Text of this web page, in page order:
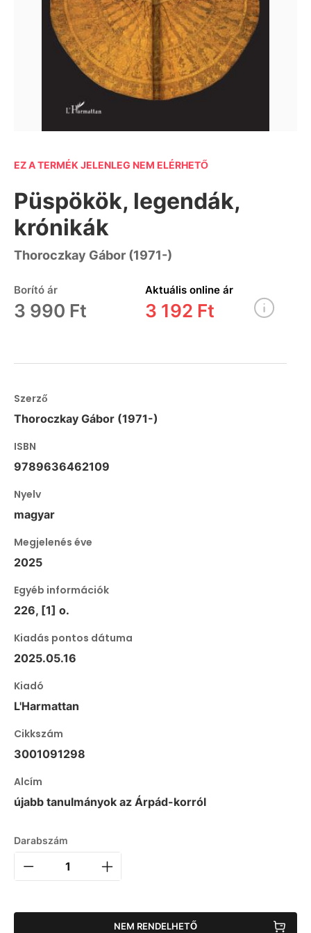
EZ A TERMÉK JELENLEG NEM ELÉRHETŐ
Püspökök, legendák,
krónikák
Thoroczkay Gábor (1971-)
Borító ár
3 990 Ft
Aktuális online ár
3 192 Ft
Szerző
Thoroczkay Gábor (1971-)
ISBN
9789636462109
Nyelv
magyar
Megjelenés éve
2025
Egyéb információk
226, [1] o.
Kiadás pontos dátuma
2025.05.16
Kiadó
L'Harmattan
Cikkszám
3001091298
Alcím
újabb tanulmányok az Árpád-korról
Darabszám
NEM RENDELHETŐ